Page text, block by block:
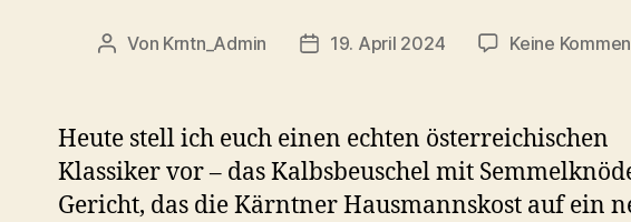
Beitragsautor
Von Krntn_Admin Veröffentlichungsdatum
19. April 2024 Keine
Heute stell ich euch einen echten österreichischen
Klassiker vor – das Kalbsbeuschel mit
Gericht, das die Kärntner Hausmannskost auf ein